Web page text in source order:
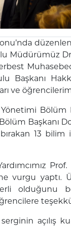
Müdürümüz
Başkanı
ve
Bölüm
Başkanı
13
vurgu yaptı.
olduğunu
açılış